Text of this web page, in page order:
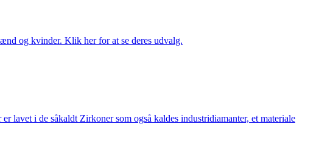
og kvinder. Klik her for at se deres udvalg.
lavet i de såkaldt Zirkoner som også kaldes industridiamanter, et materiale